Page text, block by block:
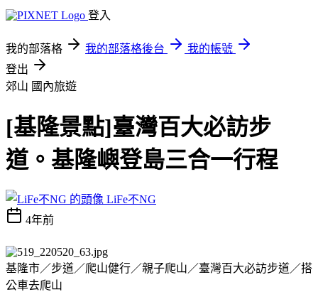
登入
我的部落格 我的部落格後台
我的帳號
登出
郊山 國內旅遊
[基隆景點]臺灣百大必訪步
道。基隆嶼登島三合一行程
LiFe不NG
4年前
基隆市／步道／爬山健行／親子爬山／臺灣百大必訪步道／搭
公車去爬山